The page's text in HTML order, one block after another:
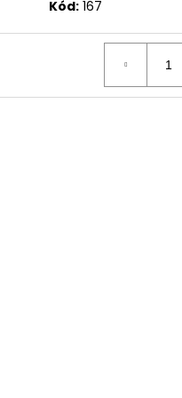
Kód: 167